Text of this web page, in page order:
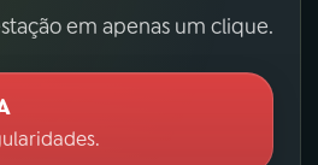
em apenas um clique.